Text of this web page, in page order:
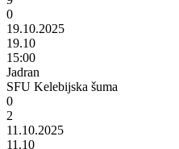
0
19.10.2025
19.10
15:00
Jadran
SFU Kelebijska šuma
0
2
11.10.2025
11.10